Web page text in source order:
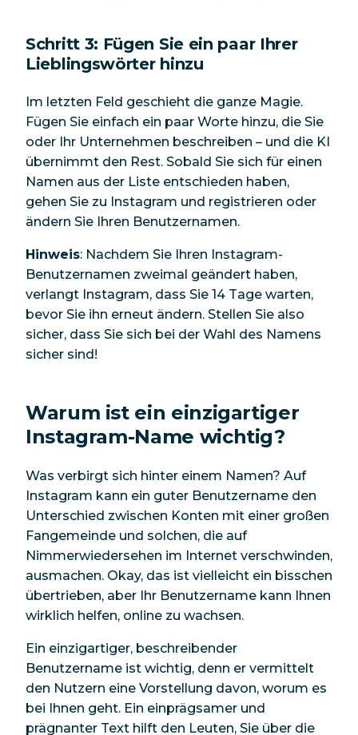
Schritt 3: Fügen Sie ein paar Ihrer
Lieblingswörter hinzu
Im letzten Feld geschieht die ganze Magie.
Fügen Sie einfach ein paar Worte hinzu, die Sie
oder Ihr Unternehmen beschreiben – und die KI
übernimmt den Rest. Sobald Sie sich für einen
Namen aus der Liste entschieden haben,
gehen Sie zu Instagram und registrieren oder
ändern Sie Ihren Benutzernamen.
Hinweis: Nachdem Sie Ihren Instagram-
Benutzernamen zweimal geändert haben,
verlangt Instagram, dass Sie 14 Tage warten,
bevor Sie ihn erneut ändern. Stellen Sie also
sicher, dass Sie sich bei der Wahl des Namens
sicher sind!
Warum ist ein einzigartiger
Instagram-Name wichtig?
Was verbirgt sich hinter einem Namen? Auf
Instagram kann ein guter Benutzername den
Unterschied zwischen Konten mit einer großen
Fangemeinde und solchen, die auf
Nimmerwiedersehen im Internet verschwinden,
ausmachen. Okay, das ist vielleicht ein bisschen
übertrieben, aber Ihr Benutzername kann Ihnen
wirklich helfen, online zu wachsen.
Ein einzigartiger, beschreibender
Benutzername ist wichtig, denn er vermittelt
den Nutzern eine Vorstellung davon, worum es
bei Ihnen geht. Ein einprägsamer und
prägnanter Text hilft den Leuten, Sie über die